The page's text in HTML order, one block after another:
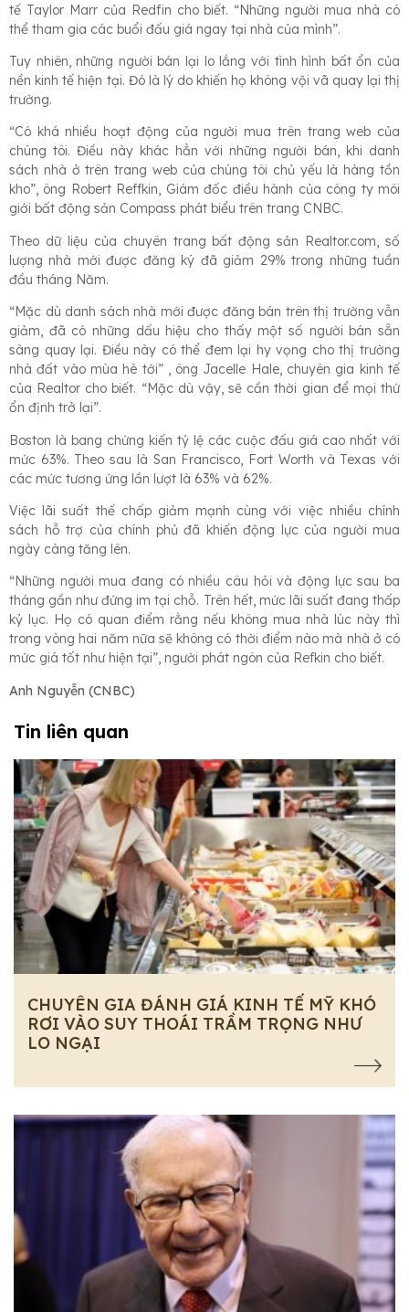
tế Taylor Marr của Redfin cho biết. “Những người mua nhà có
thể tham gia các buổi đấu giá ngay tại nhà của mình”.
Tuy nhiên, những người bán lại lo lắng với tình hình bất ổn của
nền kinh tế hiện tại. Đó là lý do khiến họ không vội vã quay lại thị
trường.
“Có khá nhiều hoạt động của người mua trên trang web của
chúng tôi. Điều này khác hẳn với những người bán, khi danh
sách nhà ở trên trang web của chúng tôi chủ yếu là hàng tồn
kho”, ông Robert Reffkin, Giám đốc điều hành của công ty môi
giới bất động sản Compass phát biểu trên trang CNBC.
Theo dữ liệu của chuyên trang bất động sản Realtor.com, số
lượng nhà mới được đăng ký đã giảm 29% trong những tuần
đầu tháng Năm.
“Mặc dù danh sách nhà mới được đăng bán trên thị trường vẫn
giảm, đã có những dấu hiệu cho thấy một số người bán sẵn
sàng quay lại. Điều này có thể đem lại hy vọng cho thị trường
nhà đất vào mùa hè tới” , ông Jacelle Hale, chuyên gia kinh tế
của Realtor cho biết. “Mặc dù vậy, sẽ cần thời gian để mọi thứ
ổn định trở lại”.
Boston là bang chứng kiến tỷ lệ các cuộc đấu giá cao nhất với
mức 63%. Theo sau là San Francisco, Fort Worth và Texas với
các mức tương ứng lần lượt là 63% và 62%.
Việc lãi suất thế chấp giảm mạnh cùng với việc nhiều chính
sách hỗ trợ của chính phủ đã khiến động lực của người mua
ngày càng tăng lên.
“Những người mua đang có nhiều câu hỏi và động lực sau ba
tháng gần như đứng im tại chỗ. Trên hết, mức lãi suất đang thấp
kỷ lục. Họ có quan điểm rằng nếu không mua nhà lúc này thì
trong vòng hai năm nữa sẽ không có thời điểm nào mà nhà ở có
mức giá tốt như hiện tại”, người phát ngôn của Refkin cho biết.
Anh Nguyễn (CNBC)
Tin liên quan
CHUYÊN GIA ĐÁNH GIÁ KINH TẾ MỸ KHÓ
RƠI VÀO SUY THOÁI TRẦM TRỌNG NHƯ
LO NGẠI